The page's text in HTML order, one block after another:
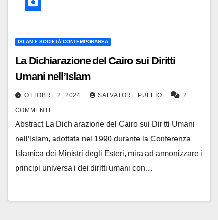
ISLAM E SOCIETÀ CONTEMPORANEA
La Dichiarazione del Cairo sui Diritti
Umani nell’Islam
OTTOBRE 2, 2024 SALVATORE PULEIO 2
COMMENTI
Abstract La Dichiarazione del Cairo sui Diritti Umani
nell’Islam, adottata nel 1990 durante la Conferenza
Islamica dei Ministri degli Esteri, mira ad armonizzare i
principi universali dei diritti umani con…